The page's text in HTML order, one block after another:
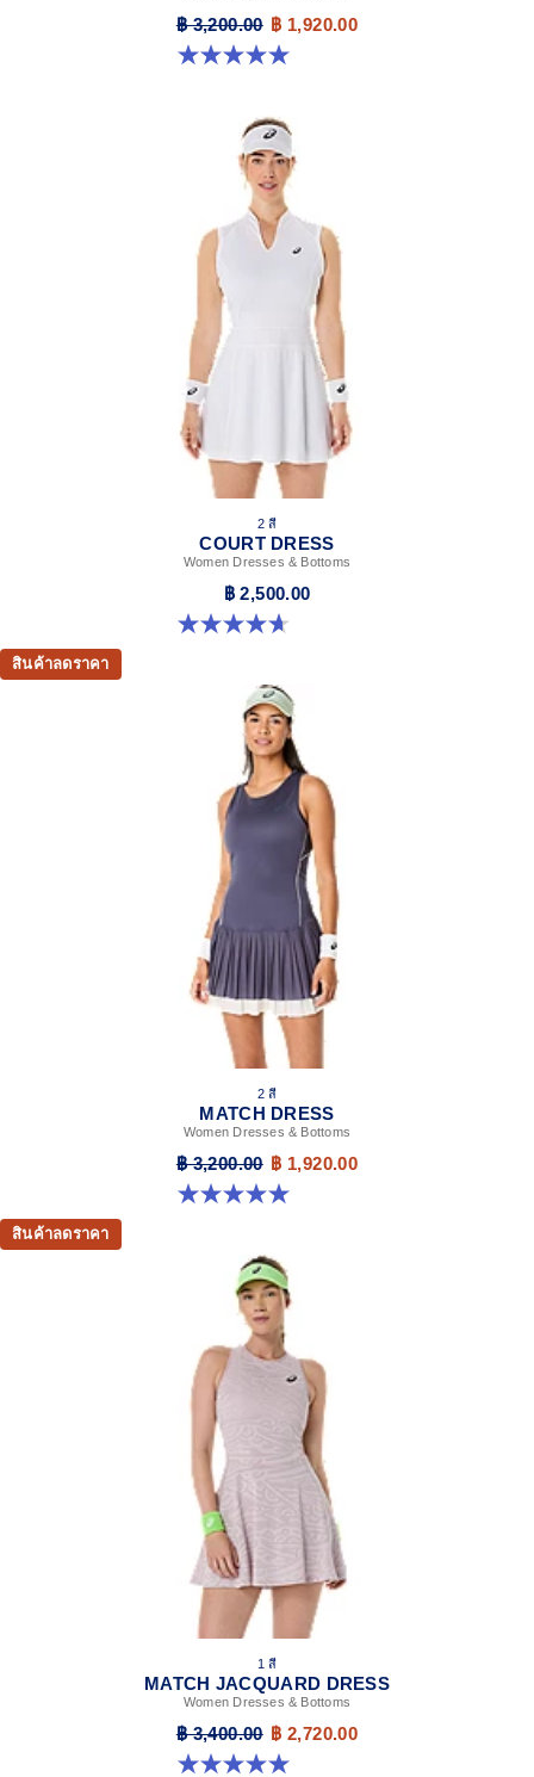
฿ 3,200.00 ฿ 1,920.00
5.0 จาก 5 ดาว 3 รีวิว
2 สี
COURT DRESS
Women Dresses & Bottoms
฿ 2,500.00
4.7 จาก 5 ดาว 6 รีวิว
สินค้าลดราคา
2 สี
MATCH DRESS
Women Dresses & Bottoms
฿ 3,200.00 ฿ 1,920.00
5.0 จาก 5 ดาว 3 รีวิว
สินค้าลดราคา
1 สี
MATCH JACQUARD DRESS
Women Dresses & Bottoms
฿ 3,400.00 ฿ 2,720.00
5.0 จาก 5 ดาว 4 รีวิว